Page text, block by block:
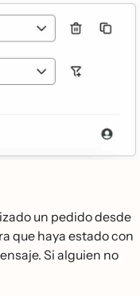
un pedido desde
que haya estado con
Si alguien no